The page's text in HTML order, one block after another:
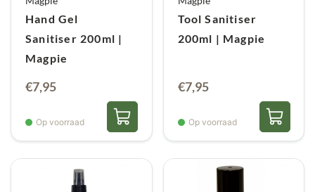
Hand Gel
Sanitiser 200ml |
Magpie
€7,95
Op voorraad
Tool Sanitiser
200ml | Magpie
€7,95
Op voorraad